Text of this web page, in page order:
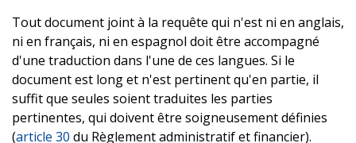
Tout document joint à la requête qui n'est ni en anglais,
ni en français, ni en espagnol doit être accompagné
d'une traduction dans l'une de ces langues. Si le
document est long et n'est pertinent qu'en partie, il
suffit que seules soient traduites les parties
pertinentes, qui doivent être soigneusement définies
(article 30 du Règlement administratif et financier).